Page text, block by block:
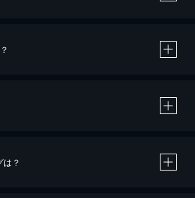
ジットカード決済による作品の購入 / レンタルです。
品の購入 / レンタルは、20％のポイント還元です。
？